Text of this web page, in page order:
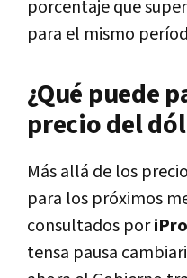
porcentaje que
para el mismo
¿Qué puede
precio del
Más allá de los
para los próximos
consultados por
tensa pausa